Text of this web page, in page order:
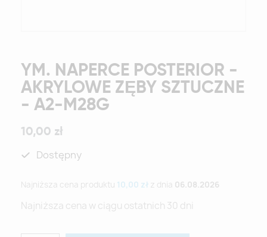
YM. NAPERCE POSTERIOR -
AKRYLOWE ZĘBY SZTUCZNE
- A2-M28G
10,00 zł
Dostępny
Najniższa cena produktu 10,00 zł z dnia 06.08.2026
Najniższa cena w ciągu ostatnich 30 dni